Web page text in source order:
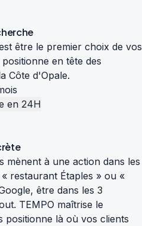
herche
être le premier choix de vos
en tête des
Côte d'Opale.
en 24H
mènent à une action dans les
restaurant Étaples » ou «
être dans les 3
TEMPO maîtrise le
positionne là où vos clients